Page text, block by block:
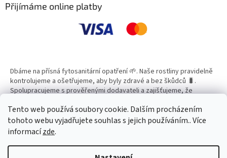
Tento web používá soubory cookie. Dalším procházením
tohoto webu vyjadřujete souhlas s jejich používáním.. Více
informacízde.
Přijímáme online platby
Dbáme na přísná fytosanitární opatření 🌱. Naše rostliny pravidelně
kontrolujeme a ošetřujeme, aby byly zdravé a bez škůdců 🐛.
Spolupracujeme s prověřenými dodavateli a zajišťujeme, že